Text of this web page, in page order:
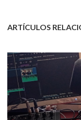
ARTÍCULOS